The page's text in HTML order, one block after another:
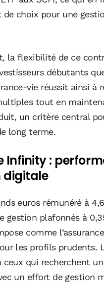
de choix pour une
la flexibilité de ce
débutants
vie réussit ainsi à
tout en
un critère central
long terme.
Infinity :
digitale
euros rémunéré à
gestion plafonnés à
comme
les profils prudents.
ceux qui recherchent
un effort de gestion